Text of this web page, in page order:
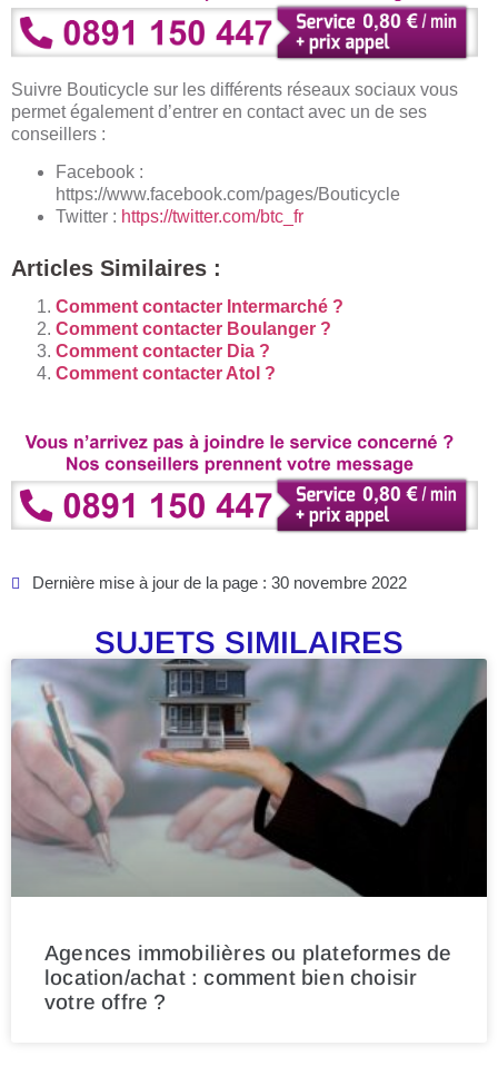
Suivre Bouticycle sur les différents réseaux sociaux vous
permet également d’entrer en contact avec un de ses
conseillers :
Facebook :
https://www.facebook.com/pages/Bouticycle
Twitter : https://twitter.com/btc_fr
Articles Similaires :
Comment contacter Intermarché ?
Comment contacter Boulanger ?
Comment contacter Dia ?
Comment contacter Atol ?
Dernière mise à jour de la page : 30 novembre 2022
SUJETS SIMILAIRES
Agences immobilières ou plateformes de
location/achat : comment bien choisir
votre offre ?